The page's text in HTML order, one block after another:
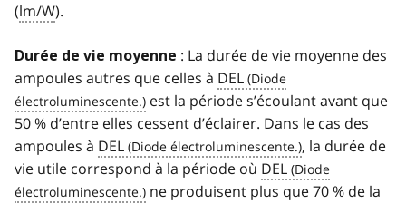
(lm/W).
Durée de vie moyenne : La durée de vie moyenne des
ampoules autres que celles à DEL
est la période s’écoulant avant que
50 % d’entre elles cessent d’éclairer. Dans le cas des
ampoules à DEL
, la durée de
vie utile correspond à la période où DEL
ne produisent plus que 70 % de la